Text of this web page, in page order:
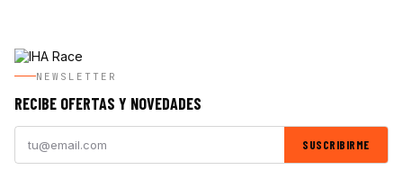
NEWSLETTER
RECIBE OFERTAS Y NOVEDADES
SUSCRIBIRME